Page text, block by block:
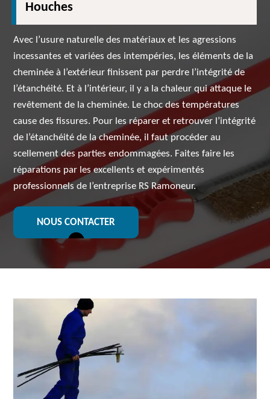
Houches
Avec l’usure naturelle des matériaux et les agressions
incessantes et variées des intempéries, les éléments de la
cheminée à l’extérieur finissent par perdre l’intégrité de
l’étanchéité. Et à l’intérieur, il y a la chaleur qui attaque le
revêtement de la cheminée. Le choc des températures
cause des fissures. Pour les réparer et retrouver l’intégrité
de l’étanchéité de la cheminée, il faut procéder au
scellement des parties endommagées. Faites faire les
réparations par les excellents et expérimentés
professionnels de l’entreprise RS Ramoneur.
NOUS CONTACTER